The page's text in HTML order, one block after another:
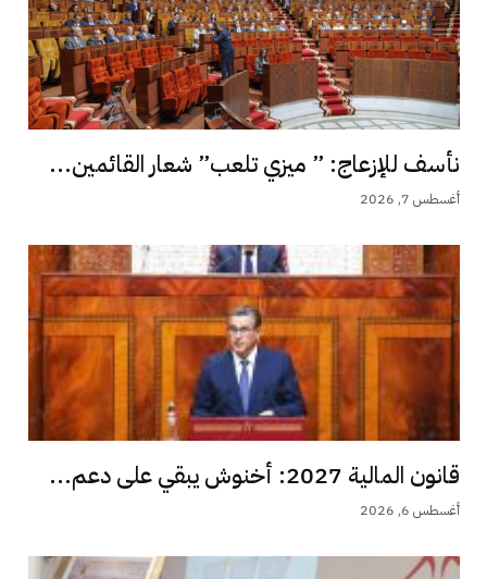
نأسف للإزعاج: ” ميزي تلعب” شعار القائمين...
أغسطس 7, 2026
قانون المالية 2027: أخنوش يبقي على دعم...
أغسطس 6, 2026